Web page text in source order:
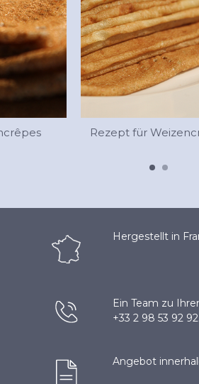
Rezept für
Hergestellt in
Ein Team zu
+33 2 98 53 92 92.
Angebot